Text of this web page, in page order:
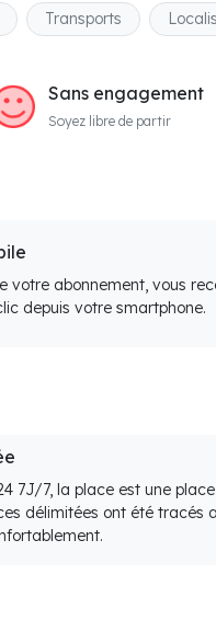
Transports
Sans engagement
Soyez libre de partir
votre abonnement, vous
depuis votre smartphone.
7J/7, la place est une
délimitées ont été tracés